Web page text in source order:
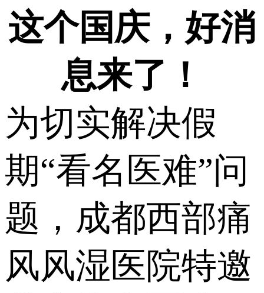
这个国庆，好消
息来了！
为切实解决假
期“看名医难”问
题，成都西部痛
风风湿医院特邀